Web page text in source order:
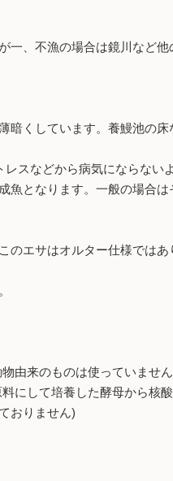
、不漁の場合は鏡川など他
暗くしています。養鰻池の
スなどから病気にならない
となります。一般の場合は
エサはオルター仕様ではあ
来のものは使っていませ
して培養した酵母から核酸
りません)